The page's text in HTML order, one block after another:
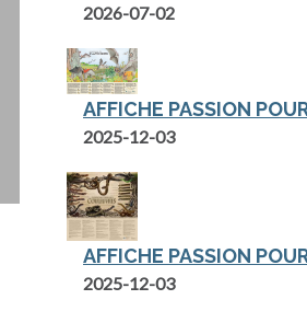
s’ouvre dans un nouvel onglet
2026-07-02
AFFICHE PASSION
2025-12-03
AFFICHE PASSION
2025-12-03